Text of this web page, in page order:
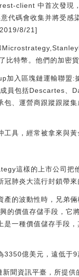
client 中首次發
代碼會收集并將受感
8/21]
特幣。他們的加密
入區塊鏈運輸聯盟
員包括Descartes
、運營商跟蹤跟蹤
工具，經常被拿來與
這樣的上市公司把
冠肺炎大流行封鎖帶來
的波動性時，兄弟
的價值存儲手段，它
是一種價值儲存手段
3350億美元，遠低于
聞資訊平臺，所提